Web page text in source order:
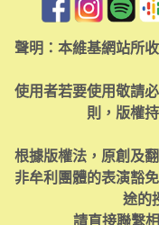
聲明：本維基網站所
使用者若要使用敬請
則，版權
根據版權法，原創及
非牟利團體的表演豁
途的
請直接聯繫